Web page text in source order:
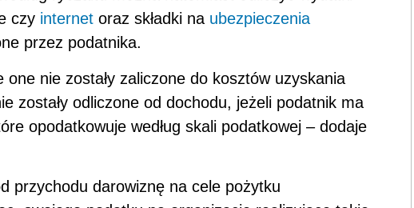
czy internet oraz składki na ubezpieczenia
przez podatnika.
nie zostały zaliczone do kosztów uzyskania
zostały odliczone od dochodu, jeżeli podatnik ma
opodatkowuje według skali podatkowej – dodaje
przychodu darowiznę na cele pożytku